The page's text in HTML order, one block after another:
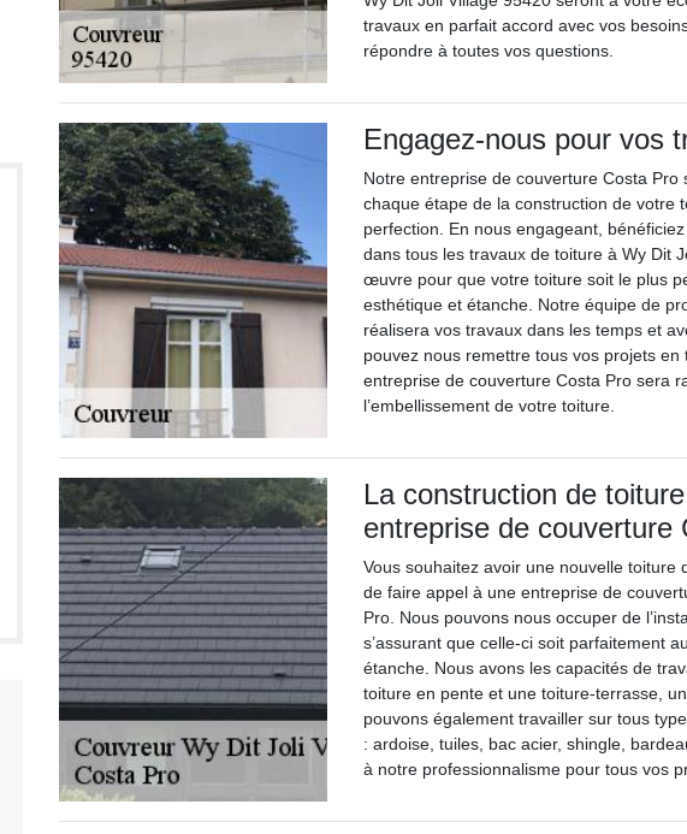
travaux en parfait accord avec vos
répondre à toutes vos questions.
Engagez-nous pour vos
Notre entreprise de couverture Costa Pro
chaque étape de la construction de votre
perfection. En nous engageant,
dans tous les travaux de toiture à Wy Dit
œuvre pour que votre toiture soit le plus
esthétique et étanche. Notre équipe de
réalisera vos travaux dans les temps et
pouvez nous remettre tous vos projets
entreprise de couverture Costa Pro sera
l’embellissement de votre toiture.
La construction de
entreprise de couverture
Vous souhaitez avoir une nouvelle toiture
de faire appel à une entreprise de
Pro. Nous pouvons nous occuper de
s’assurant que celle-ci soit parfaitement
étanche. Nous avons les capacités de
toiture en pente et une toiture-terrasse,
pouvons également travailler sur tous
: ardoise, tuiles, bac acier, shingle,
à notre professionnalisme pour tous vos